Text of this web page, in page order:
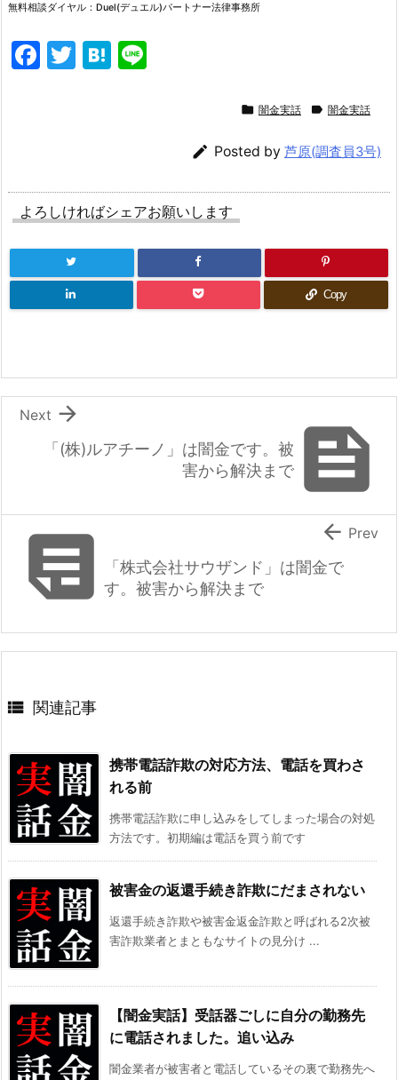
無料相談ダイヤル：Duel(デュエル)パートナー法律事務所
F
o
o
k
T
H
 闇金実話  闇金実話
 Posted by 芦原(調査員3号)
よろしければシェアお願いします
Copy

「(株)ルアチーノ」は闇金です。被
害から解決まで

Next
 「株式会社サウザンド」は闇金で
す。被害から解決まで
 Prev
 関連記事
携帯電話詐欺の対応方法、電話を買わさ
れる前
携帯電話詐欺に申し込みをしてしまった場合の対処
方法です。初期編は電話を買う前です
被害金の返還手続き詐欺にだまされない
返還手続き詐欺や被害金返金詐欺と呼ばれる2次被
害詐欺業者とまともなサイトの見分け ...
【闇金実話】受話器ごしに自分の勤務先
に電話されました。追い込み
闇金業者が被害者と電話しているその裏で勤務先へ